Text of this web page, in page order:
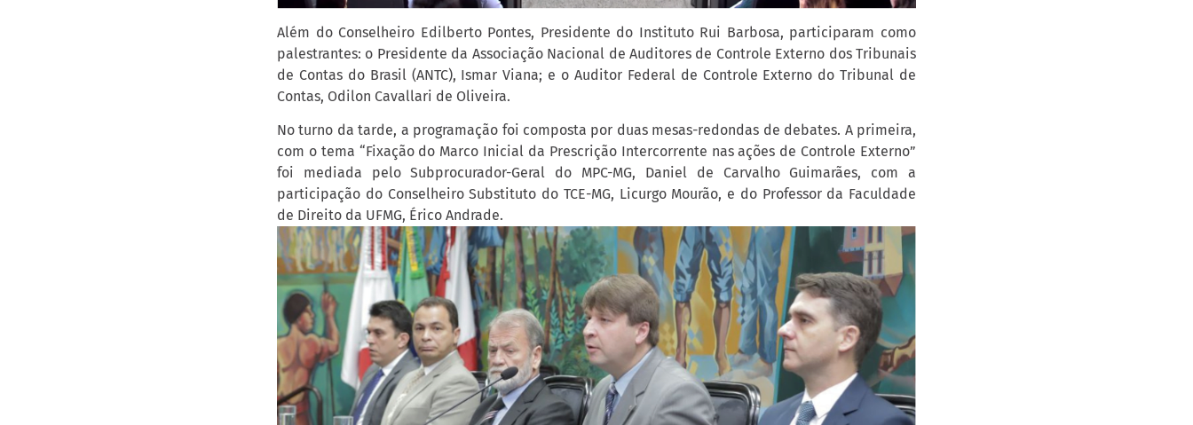
Além do Conselheiro Edilberto Pontes, Presidente do Instituto Rui Barbosa, participaram como
palestrantes: o Presidente da Associação Nacional de Auditores de Controle Externo dos Tribunais
de Contas do Brasil (ANTC), Ismar Viana; e o Auditor Federal de Controle Externo do Tribunal de
Contas, Odilon Cavallari de Oliveira.
No turno da tarde, a programação foi composta por duas mesas-redondas de debates. A primeira,
com o tema “Fixação do Marco Inicial da Prescrição Intercorrente nas ações de Controle Externo”
foi mediada pelo Subprocurador-Geral do MPC-MG, Daniel de Carvalho Guimarães, com a
participação do Conselheiro Substituto do TCE-MG, Licurgo Mourão, e do Professor da Faculdade
de Direito da UFMG, Érico Andrade.